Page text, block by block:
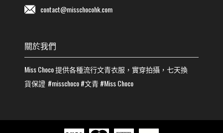
contact@misschocohk.com
關於我們
Miss Choco提供各種流行文青衣服，實穿拍攝，七天換
貨保證 #misschoco#文青#Miss Choco